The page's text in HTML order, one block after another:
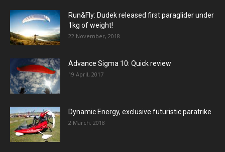
Run&Fly: Dudek released first paraglider under
1kg of weight!
22 November, 2018
Advance Sigma 10: Quick review
19 April, 2017
Dynamic Energy, exclusive futuristic paratrike
2 March, 2018